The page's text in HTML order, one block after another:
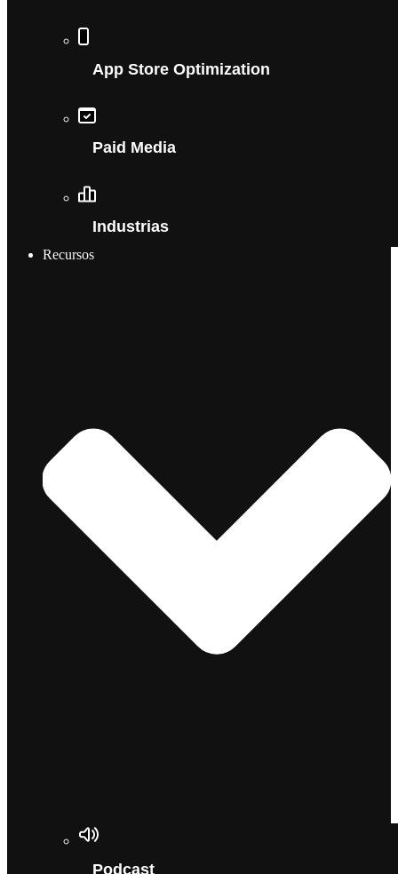
App Store Optimization
Paid Media
Industrias
Recursos
Podcast